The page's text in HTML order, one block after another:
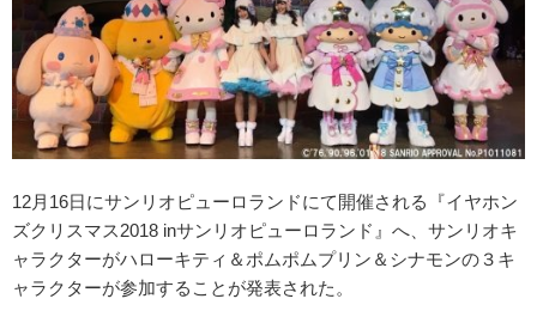
12月16日にサンリオピューロランドにて開催される『イヤホン
ズクリスマス2018 inサンリオピューロランド』へ、サンリオキ
ャラクターがハローキティ＆ポムポムプリン＆シナモンの３キ
ャラクターが参加することが発表された。